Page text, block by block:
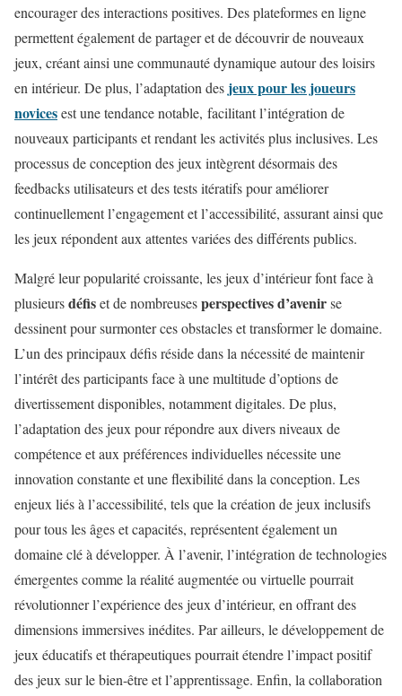
encourager des interactions positives. Des plateformes en ligne
permettent également de partager et de découvrir de nouveaux
jeux, créant ainsi une communauté dynamique autour des loisirs
en intérieur. De plus, l’adaptation des jeux pour les joueurs
novicesest une tendance notable, facilitant l’intégration de
nouveaux participants et rendant les activités plus inclusives. Les
processus de conception des jeux intègrent désormais des
feedbacks utilisateurs et des tests itératifs pour améliorer
continuellement l’engagement et l’accessibilité, assurant ainsi que
les jeux répondent aux attentes variées des différents publics.
Malgré leur popularité croissante, les jeux d’intérieur font face à
plusieursdéfiset de nombreusesperspectives d’avenirse
dessinent pour surmonter ces obstacles et transformer le domaine.
L’un des principaux défis réside dans la nécessité de maintenir
l’intérêt des participants face à une multitude d’options de
divertissement disponibles, notamment digitales. De plus,
l’adaptation des jeux pour répondre aux divers niveaux de
compétence et aux préférences individuelles nécessite une
innovation constante et une flexibilité dans la conception. Les
enjeux liés à l’accessibilité, tels que la création de jeux inclusifs
pour tous les âges et capacités, représentent également un
domaine clé à développer. À l’avenir, l’intégration de technologies
émergentes comme la réalité augmentée ou virtuelle pourrait
révolutionner l’expérience des jeux d’intérieur, en offrant des
dimensions immersives inédites. Par ailleurs, le développement de
jeux éducatifs et thérapeutiques pourrait étendre l’impact positif
des jeux sur le bien-être et l’apprentissage. Enfin, la collaboration